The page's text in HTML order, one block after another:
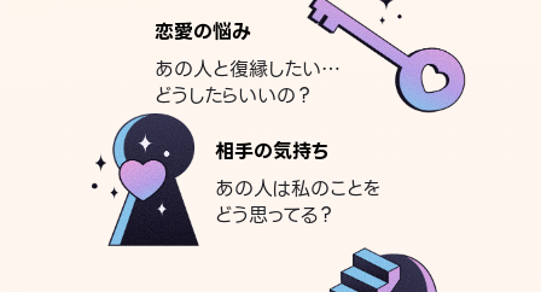
恋愛の悩み
あの人と復縁したい…
どうしたらいいの？
相手の気持ち
あの人は私のことを
どう思ってる？